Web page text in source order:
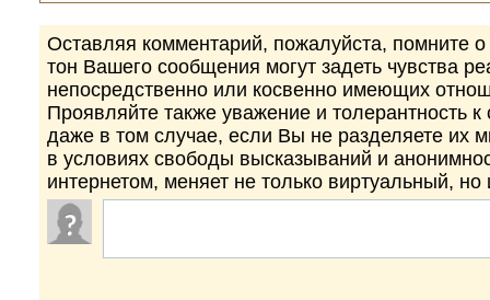
Оставляя комментарий, пожалуйста, помните
тон Вашего сообщения могут задеть чувства
непосредственно или косвенно имеющих
Проявляйте также уважение и толерантность
даже в том случае, если Вы не разделяете их
в условиях свободы высказываний и
интернетом, меняет не только виртуальный,